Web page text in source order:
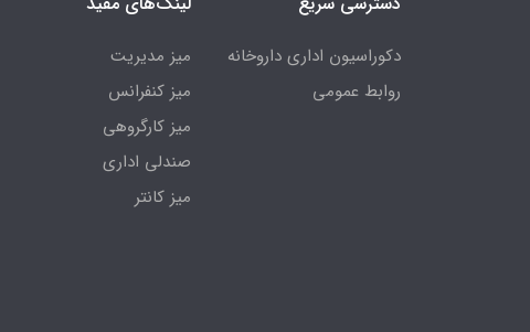
دکوراسیون اداری داروخانه
روابط عمومی
میز مدیریت
میز کنفرانس
میز کارگروهی
صندلی اداری
میز کانتر